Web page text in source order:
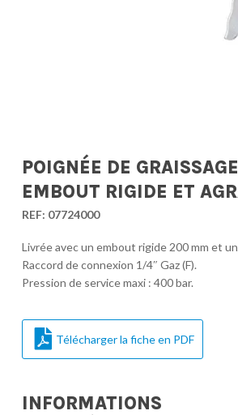
POIGNÉE DE
EMBOUT RIGIDE ET
REF: 07724000
Livrée avec un embout rigide 200 mm et
Raccord de connexion 1/4″ Gaz (F).
Pression de service maxi : 400 bar.
Télécharger la fiche en PDF
INFORMATIONS